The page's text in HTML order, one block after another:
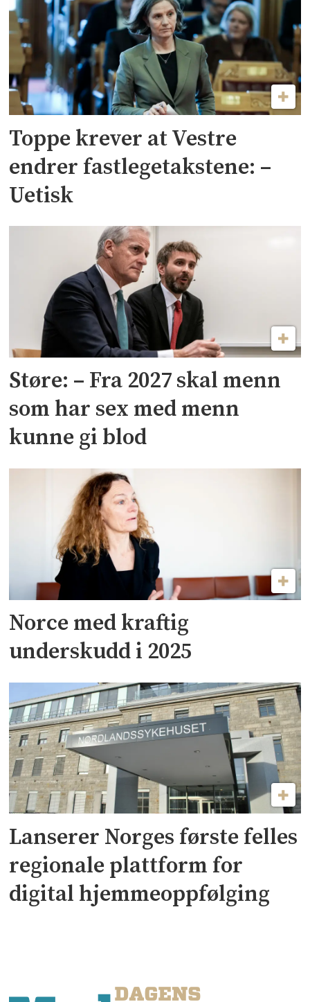
Toppe krever at Vestre
endrer fastlegetakstene: –
Uetisk
Støre: – Fra 2027 skal menn
som har sex med menn
kunne gi blod
Norce med kraftig
underskudd i 2025
Lanserer Norges første felles
regionale plattform for
digital hjemmeoppfølging